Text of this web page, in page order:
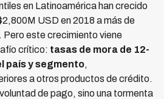
en Latinoamérica han crecido
USD en 2018 a más de
Pero este crecimiento viene
crítico: tasas de mora de 12-
país y segmento,
a otros productos de crédito.
de pago, sino una tormenta